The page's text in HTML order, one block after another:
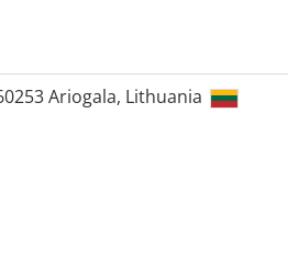
Ariogala, Lithuania